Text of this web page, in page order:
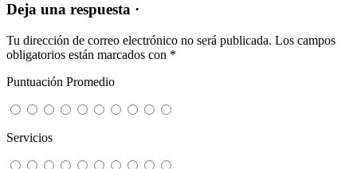
Deja una respuesta ·
Tu dirección de correo electrónico no será publicada. Los campos
obligatorios están marcados con *
Puntuación Promedio
Servicios